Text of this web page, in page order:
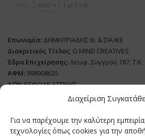
Διαχείριση
Για να παρέχουμε την καλύτερη
τεχνολογίες όπως cookies για την
NEXT 1 of 1.118
Επωνυμία: ΔΗΜΗΤΡΙΑΔΗΣ Θ. & ΣΙΑ ΙΚΕ
Διακριτικός Τίτλος: O.MIND CREATIVES
Έδρα Επιχείρησης:Λεωφ. Συγγρού 187, Τ.Κ:
ΑΦΜ: 998908635
ΔΟΥ:ΚΕΦΟΔΕ ΑΤΤΙΚΗΣ
Όνομα Ιδιοκτήτη και Νόμιμο Πρόσωπο:
Διευθυντής Σύνταξης:Ευθυμιάτου Μαίρη
Domain:grillmagazine.gr